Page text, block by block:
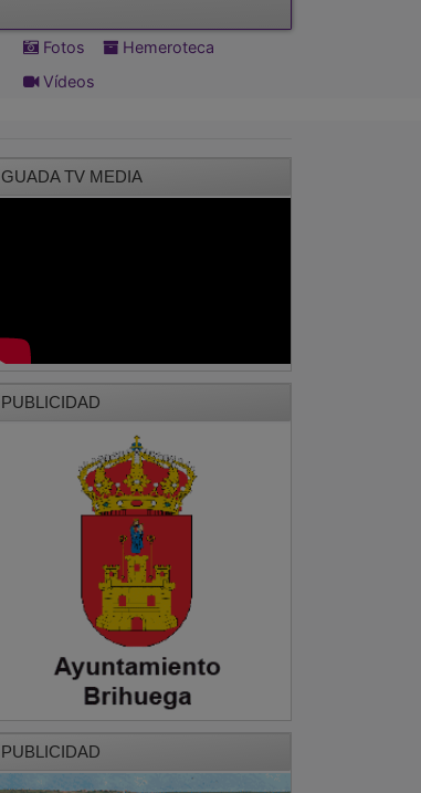
Fotos
Hemeroteca
Vídeos
GUADA TV MEDIA
PUBLICIDAD
PUBLICIDAD